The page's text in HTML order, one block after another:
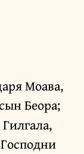
Моава,
Беора;